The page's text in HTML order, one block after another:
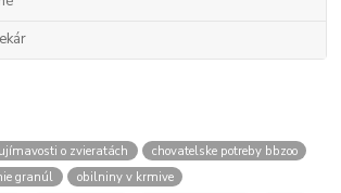
o zvieratách
chovatelske potreby bbzoo
granúl
obilniny v krmive